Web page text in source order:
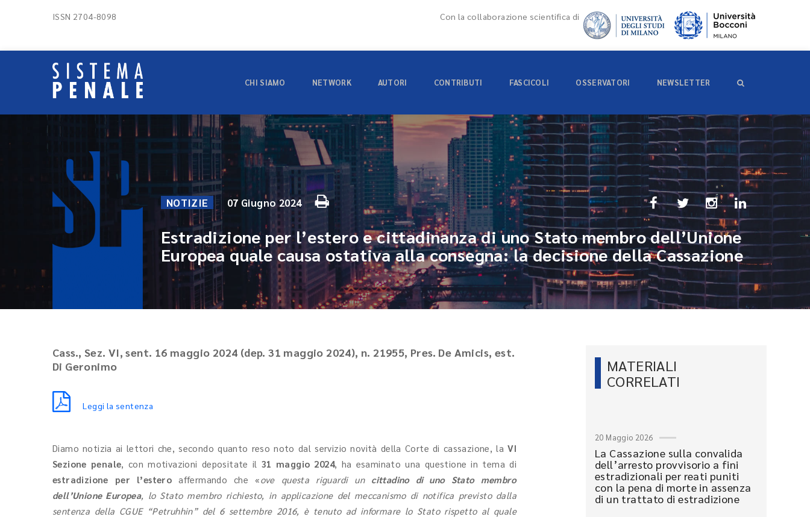
ISSN 2704-8098 Con la collaborazione scientifica di
CHI SIAMO NETWORK AUTORI CONTRIBUTI FASCICOLI OSSERVATORI NEWSLETTER
NOTIZIE 07 Giugno 2024
Estradizione per l’estero e cittadinanza di uno Stato membro dell’Unione
Europea quale causa ostativa alla consegna: la decisione della Cassazione
Cass., Sez. VI, sent. 16 maggio 2024 (dep. 31 maggio 2024), n. 21955, Pres. De Amicis, est.
Di Geronimo
Leggi la sentenza
Diamo notizia ai lettori che, secondo quanto reso noto dal servizio novità della Corte di cassazione, laVI
Sezione penale, con motivazioni depositate il 31 maggio 2024, ha esaminato una questione in tema di
estradizione per l’estero affermando che «ove questa riguardi un cittadino di uno Stato membro
dell’Unione Europea, lo Stato membro richiesto, in applicazione del meccanismo di notifica previsto dalla
sentenza della CGUE “Petruhhin” del 6 settembre 2016, è tenuto ad informare lo Stato rispetto al quale
MATERIALI
CORRELATI
20 Maggio 2026
La Cassazione sulla convalida
dell’arresto provvisorio a fini
estradizionali per reati puniti
con la pena di morte in assenza
di un trattato di estradizione